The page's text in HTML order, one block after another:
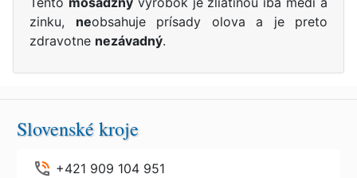
zinku, neobsahuje prísady olova a je preto
zdravotne nezávadný.
Slovenské kroje
+421 909 104 951